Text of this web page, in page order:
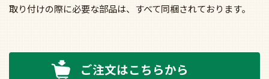
取り付けの際に必要な部品は、すべて同梱されております。
ご注文はこちらから